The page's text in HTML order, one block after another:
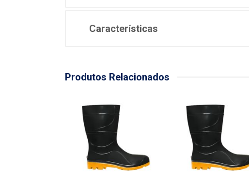
Características
Produtos Relacionados